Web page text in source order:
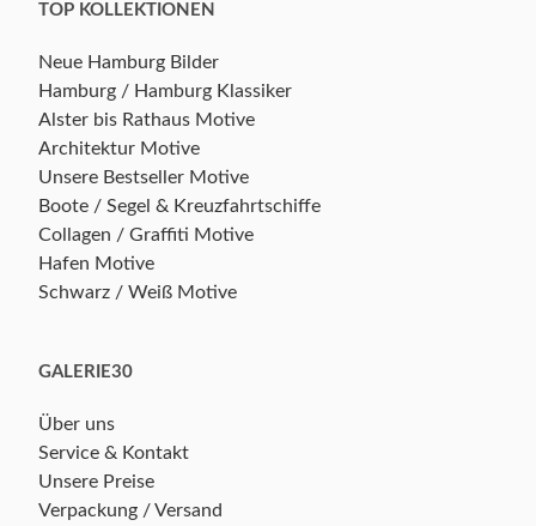
TOP KOLLEKTIONEN
Neue Hamburg Bilder
Hamburg / Hamburg Klassiker
Alster bis Rathaus Motive
Architektur Motive
Unsere Bestseller Motive
Boote / Segel & Kreuzfahrtschiffe
Collagen / Graffiti Motive
Hafen Motive
Schwarz / Weiß Motive
GALERIE30
Über uns
Service & Kontakt
Unsere Preise
Verpackung / Versand